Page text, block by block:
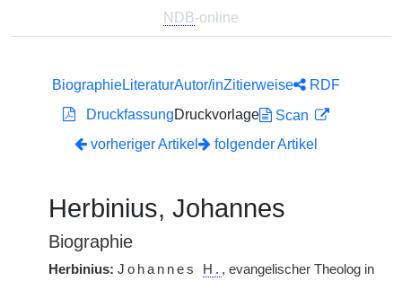
NDB-online
BiographieLiteraturAutor/inZitierweise
RDF
DruckfassungDruckvorlage
Scan
vorheriger Artikel
folgender Artikel
Herbinius, Johannes
Biographie
Herbinius: Johannes H. , evangelischer Theolog in